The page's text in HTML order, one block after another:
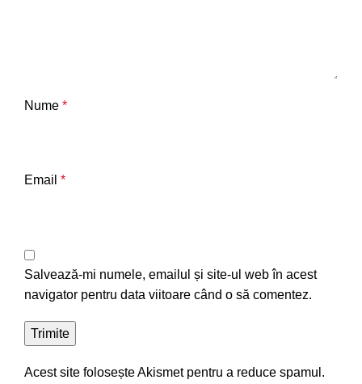
Nume *
Email *
Salvează-mi numele, emailul și site-ul web în acest
navigator pentru data viitoare când o să comentez.
Acest site folosește Akismet pentru a reduce spamul.